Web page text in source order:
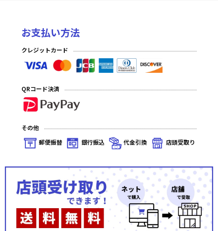
お支払い方法
クレジットカード
QRコード決済
その他
郵便振替
銀行振込 代金引換 店頭受取り